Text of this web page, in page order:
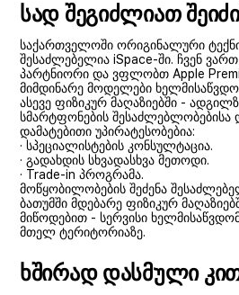
სად შეგიძლიათ
საქართველოში ორიგინალური
შესაძლებელია iSpace-ში. ჩვენ
პარტნიორი და ვფლობთ Apple
მიმდინარე მოდელები
ასევე ფიზიკურ მაღაზიებში -
სმარტფონების შესაძლებლობებისა
დამატებითი უპირატესობებია:
· სპეციალისტების კონსულტაცია.
· გადახდის სხვადასხვა მეთოდი.
· Trade-in პროგრამა.
მოწყობილობების შეძენა
ბათუმში მდებარე ფიზიკურ
მიწოდებით - სერვისი
მთელ ტერიტორიაზე.
ხშირად დასმული